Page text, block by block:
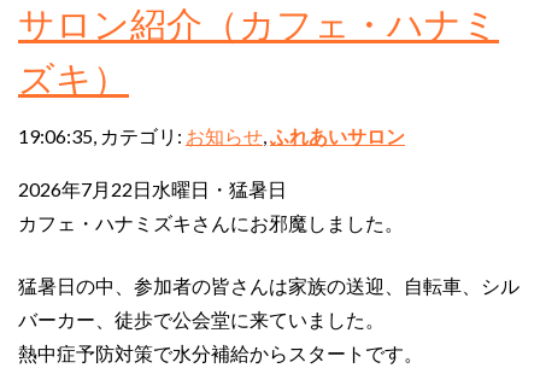
サロン紹介（カフェ・ハナミ
ズキ）
19:06:35, カテゴリ: お知らせ,ふれあいサロン
2026年7月22日水曜日・猛暑日
カフェ・ハナミズキさんにお邪魔しました。
猛暑日の中、参加者の皆さんは家族の送迎、自転車、シル
バーカー、徒歩で公会堂に来ていました。
熱中症予防対策で水分補給からスタートです。